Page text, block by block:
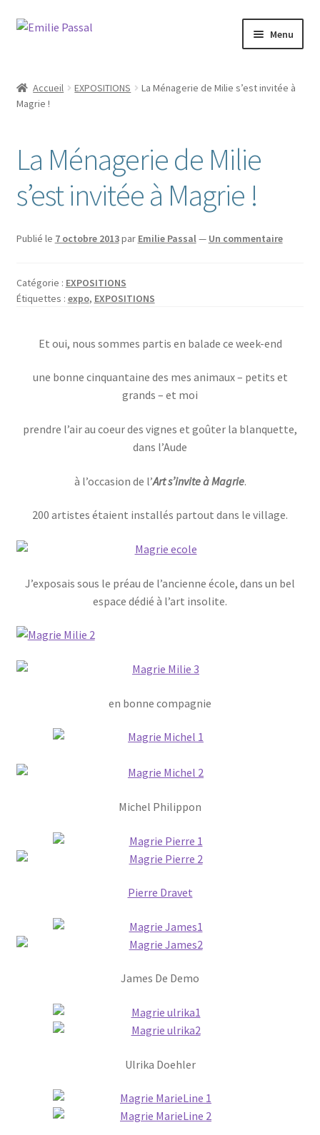
Aller
navigation
Aller
Menu
Milie
La ménagerie
le
Boutique
Accueil EXPOSITIONS
La Ménagerie de Milie s’est invitée à
Magrie !
La Ménagerie de Milie
s’est invitée à Magrie !
Publié le 7 octobre 2013par Emilie Passal — Un commentaire
Catégorie : EXPOSITIONS
Étiquettes : expo, EXPOSITIONS
Et oui, nous sommes partis en balade ce week-end
une bonne cinquantaine des mes animaux – petits et
grands – et moi
prendre l’air au coeur des vignes et goûter la blanquette,
dans l’Aude
à l’occasion de l’Art s’invite à Magrie.
200 artistes étaient installés partout dans le village.
J’exposais sous le préau de l’ancienne école, dans un bel
espace dédié à l’art insolite.
en bonne compagnie
Michel Philippon
Pierre Dravet
James De Demo
Ulrika Doehler